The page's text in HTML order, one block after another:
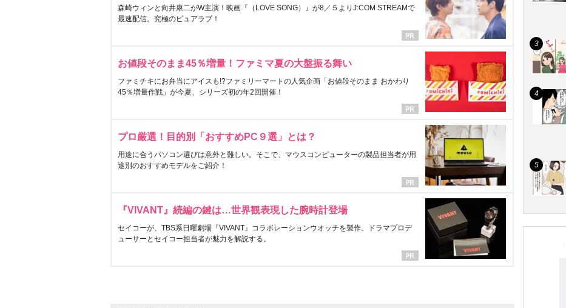
森崎ウィンと向井康二がW主演！映画『（LOVE SONG）』が8／５よりJ:COM STREAMで
最速配信。究極のピュアラブ！
お値段そのまま45％増量！ファミマ夏の大盤振る舞い
ファミチキにお弁当にアイスも!?ファミリーマートの人気企画「お値段そのまま おかわり
45％増量作戦」が今夏、シリーズ初の年2回開催！
プロ厳選！目的別「おすすめPC９選」とは？
用途に合うパソコン選びは意外と難しい。そこで、マウスコンピューターの製品担当者が用
途別のおすすめモデルをご紹介！
『VIVANT』続編の鍵は…世界観表現した腕時計登場
セイコーが、TBS系日曜劇場『VIVANT』コラボレーションウオッチを製作。ドラマプロデ
ューサーとセイコー担当者が魅力を解説する。